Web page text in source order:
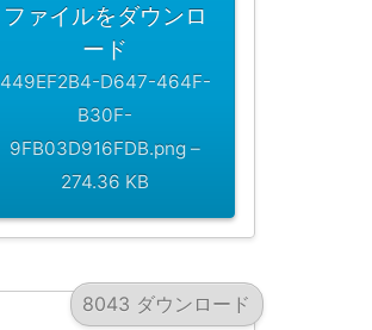
ファイルをダウンロ
ード
449EF2B4-D647-464F-
B30F-
9FB03D916FDB.png –
274.36 KB
8043 ダウンロード